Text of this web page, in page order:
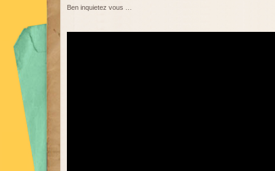
Ben inquietez vous …